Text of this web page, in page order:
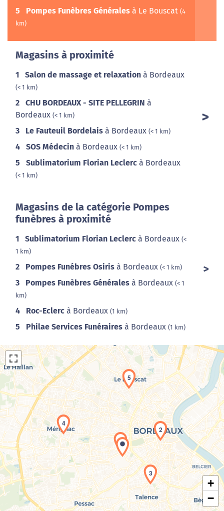
5 Pompes Funèbres Générales à Le Bouscat (4
km)
Magasins à proximité
1 Salon de massage et relaxation à Bordeaux
(< 1 km)
2 CHU BORDEAUX - SITE PELLEGRIN à
Bordeaux (< 1 km)
3 Le Fauteuil Bordelais à Bordeaux (< 1 km)
4 SOS Médecin à Bordeaux (< 1 km)
5 Sublimatorium Florian Leclerc à Bordeaux
(< 1 km)
Magasins de la catégorie Pompes
funèbres à proximité
1 Sublimatorium Florian Leclerc à Bordeaux (<
1 km)
2 Pompes Funébres Osiris à Bordeaux (< 1 km)
3 Pompes Funèbres Générales à Bordeaux (< 1
km)
4 Roc-Eclerc à Bordeaux (1 km)
5 Philae Services Funéraires à Bordeaux (1 km)
Chargement de la carte en cours...
1
2
3
4
5
+
−